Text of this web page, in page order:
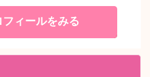
ィールをみる